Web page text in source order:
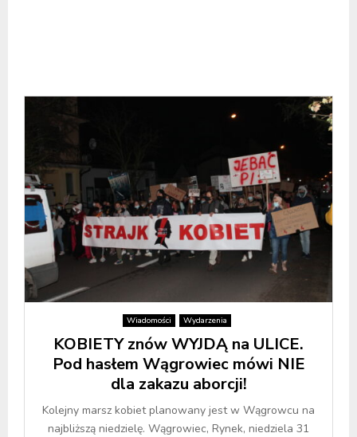
Wiadomości Wydarzenia
KOBIETY znów WYJDĄ na ULICE.
Pod hasłem Wągrowiec mówi NIE
dla zakazu aborcji!
Kolejny marsz kobiet planowany jest w Wągrowcu na
najbliższą niedzielę. Wągrowiec, Rynek, niedziela 31